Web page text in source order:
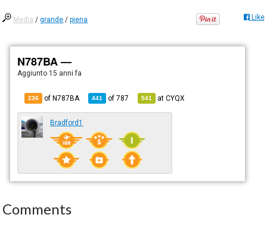
Media /grande /piena Like
N787BA —
Aggiunto 15 anni fa
236 of N787BA 441 of787 541 atCYQX
Bradford1
Comments